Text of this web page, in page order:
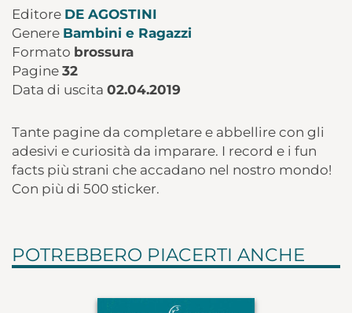
Editore DE AGOSTINI
Genere Bambini e Ragazzi
Formato brossura
Pagine 32
Data di uscita 02.04.2019
Tante pagine da completare e abbellire con gli
adesivi e curiosità da imparare. I record e i fun
facts più strani che accadano nel nostro mondo!
Con più di 500 sticker.
POTREBBERO PIACERTI ANCHE